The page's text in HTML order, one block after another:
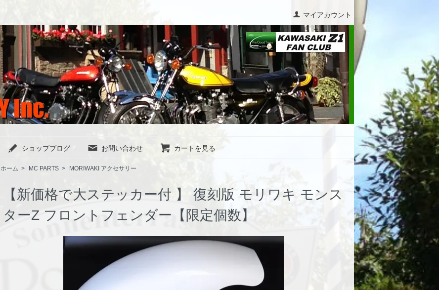
マイアカウント
ショップブログ お問い合わせ カートを見る
ホーム > MC PARTS > MORIWAKI アクセサリー
【新価格で大ステッカー付 】 復刻版 モリワキ モンス
ターZ フロントフェンダー【限定個数】